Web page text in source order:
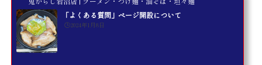
「よくある質問」ページ開設について
🕒️2024年1月8日